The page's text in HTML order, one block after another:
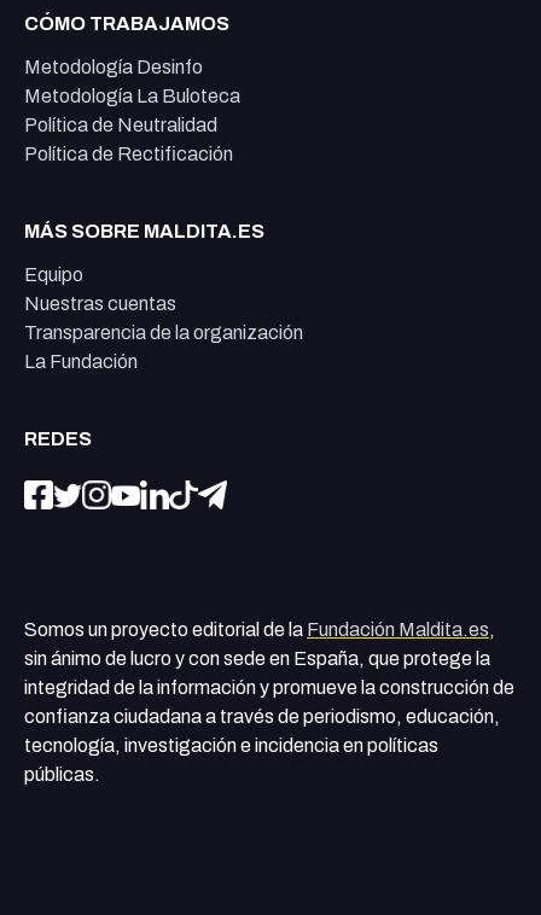
CÓMO TRABAJAMOS
Metodología Desinfo
Metodología La Buloteca
Política de Neutralidad
Política de Rectificación
MÁS SOBRE MALDITA.ES
Equipo
Nuestras cuentas
Transparencia de la organización
La Fundación
REDES
Somos un proyecto editorial de la Fundación Maldita.es,
sin ánimo de lucro y con sede en España, que protege la
integridad de la información y promueve la construcción de
confianza ciudadana a través de periodismo, educación,
tecnología, investigación e incidencia en políticas
públicas.